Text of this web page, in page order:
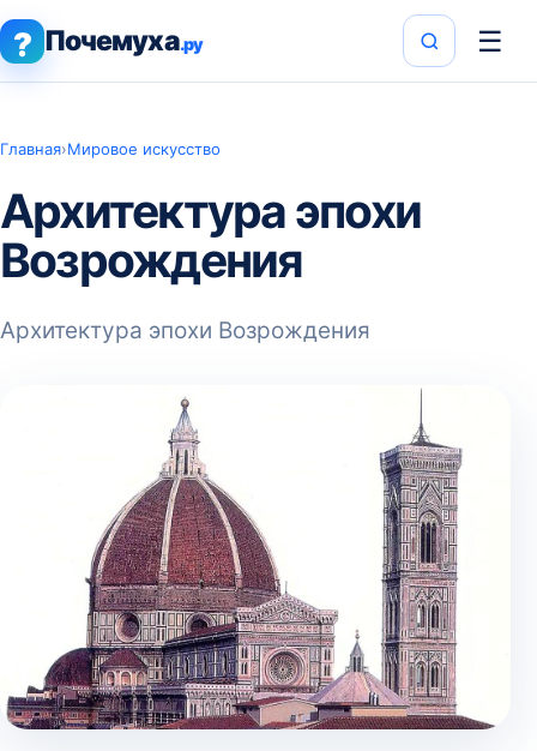
? Почемуха.ру ☰
Главная›Мировое искусство
Архитектура эпохи
Возрождения
Архитектура эпохи Возрождения